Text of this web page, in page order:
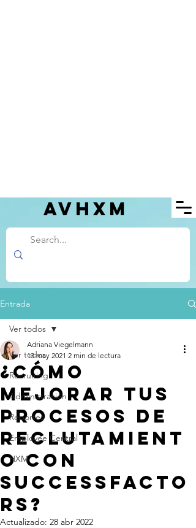
AVHXM
Entrada
Ver todos
Recruiting
Administración
Reportes
Employee Central
HXM
Ver todos
¿Cómo
mejorar tus
procesos de
reclutamient
o con
SuccessFacto
rs?
Adriana Viegelmann
13 may 2021 2 min de lectura
Actualizado: 28 abr 2022